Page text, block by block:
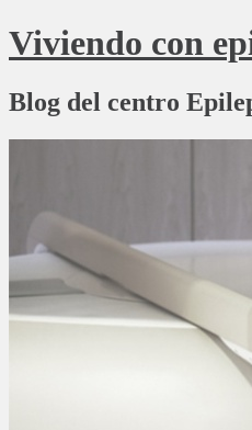
Viviendo con
Blog del centro